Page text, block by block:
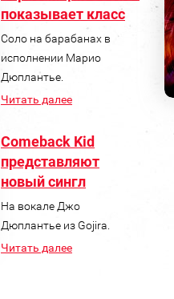
показывает класс
Соло на барабанах в
исполнении Марио
Дюплантье.
Читать далее
Comeback Kid
представляют
новый сингл
На вокале Джо
Дюплантье из Gojira.
Читать далее